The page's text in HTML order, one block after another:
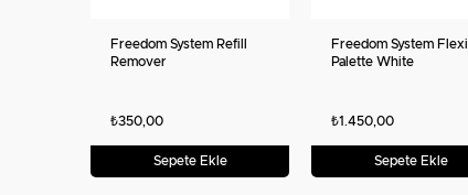
Freedom System Refill
Remover
₺350,00
Sepete Ekle
Freedom System Flexi
Palette White
₺1.450,00
Sepete Ekle